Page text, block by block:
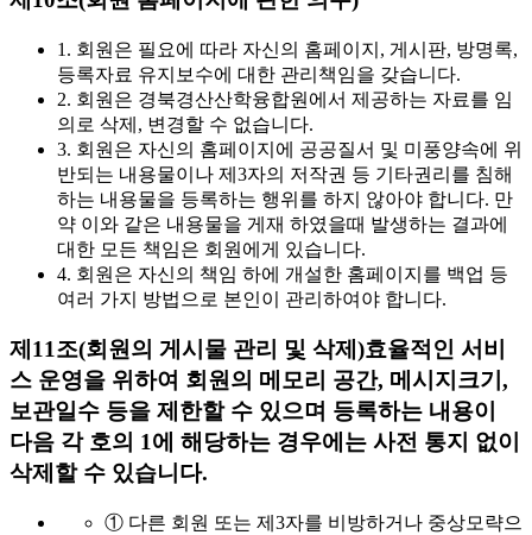
1. 회원은 필요에 따라 자신의 홈페이지, 게시판, 방명록,
등록자료 유지보수에 대한 관리책임을 갖습니다.
2. 회원은 경북경산산학융합원에서 제공하는 자료를 임
의로 삭제, 변경할 수 없습니다.
3. 회원은 자신의 홈페이지에 공공질서 및 미풍양속에 위
반되는 내용물이나 제3자의 저작권 등 기타권리를 침해
하는 내용물을 등록하는 행위를 하지 않아야 합니다. 만
약 이와 같은 내용물을 게재 하였을때 발생하는 결과에
대한 모든 책임은 회원에게 있습니다.
4. 회원은 자신의 책임 하에 개설한 홈페이지를 백업 등
여러 가지 방법으로 본인이 관리하여야 합니다.
제11조(회원의 게시물 관리 및 삭제)효율적인 서비
스 운영을 위하여 회원의 메모리 공간, 메시지크기,
보관일수 등을 제한할 수 있으며 등록하는 내용이
다음 각 호의 1에 해당하는 경우에는 사전 통지 없이
삭제할 수 있습니다.
① 다른 회원 또는 제3자를 비방하거나 중상모략으